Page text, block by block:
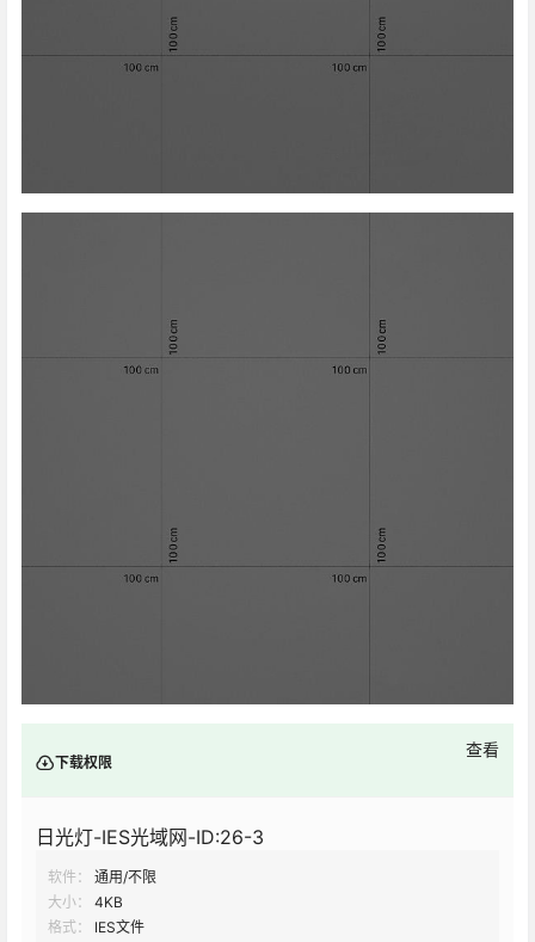
下载权限
查看
日光灯-IES光域网-ID:26-3
软件：
通用/不限
大小：
4KB
格式：
IES文件